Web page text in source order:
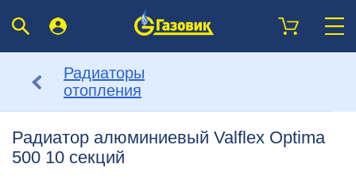
Радиаторы
отопления
Радиатор алюминиевый Valflex Optima
500 10 секций